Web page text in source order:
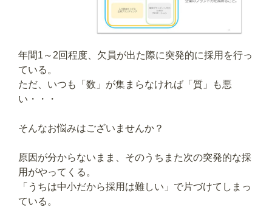
年間1～2回程度、欠員が出た際に突発的に採用を行っ
ている。
ただ、いつも「数」が集まらなければ「質」も悪
い・・・
そんなお悩みはございませんか？
原因が分からないまま、そのうちまた次の突発的な採
用がやってくる。
「うちは中小だから採用は難しい」で片づけてしまっ
ている。